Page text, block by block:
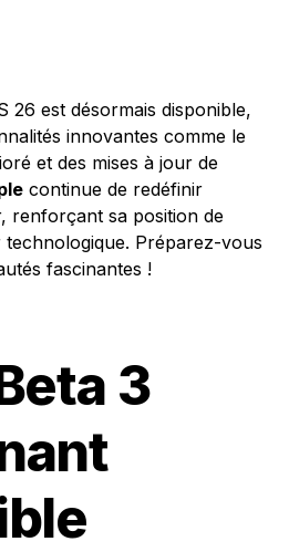
26 est désormais disponible,
innovantes comme le
et des mises à jour de
continue de redéfinir
renforçant sa position de
technologique. Préparez-vous
fascinantes !
3